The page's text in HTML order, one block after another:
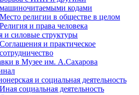
машиночитаемыми кодами
Место религии в обществе в целом
Религия и права человека
и силовые структуры
Соглашения и практическое
сотрудничество
в Музее им. А.Сахарова
и социальная деятельность
Иная социальная деятельность